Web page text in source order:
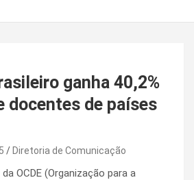
ganha 40,2%
docentes de países
Diretoria de Comunicação
OCDE (Organização para a